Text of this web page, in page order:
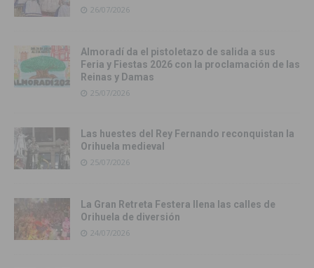
26/07/2026
Almoradí da el pistoletazo de salida a sus
Feria y Fiestas 2026 con la proclamación de las
Reinas y Damas
25/07/2026
Las huestes del Rey Fernando reconquistan la
Orihuela medieval
25/07/2026
La Gran Retreta Festera llena las calles de
Orihuela de diversión
24/07/2026